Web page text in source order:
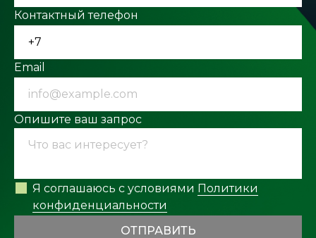
Контактный телефон
Email
Опишите ваш запрос
Я соглашаюсь с условиями Политики
конфиденциальности
ОТПРАВИТЬ